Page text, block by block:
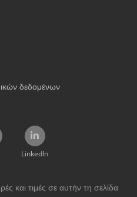
δεδομένων
LinkedIn
και τιμές σε αυτήν τη σελίδα